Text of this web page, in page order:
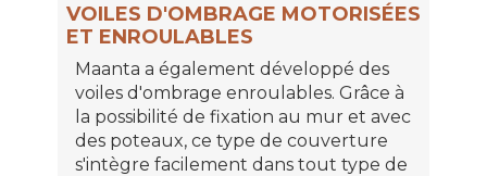
VOILES D'OMBRAGE MOTORISÉES
ET ENROULABLES
Maanta a également développé des
voiles d'ombrage enroulables. Grâce à
la possibilité de fixation au mur et avec
des poteaux, ce type de couverture
s'intègre facilement dans tout type de